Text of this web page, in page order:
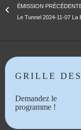
ÉMISSION
Le Tunnel 2024-11-07 La
GRILLE
Demandez le
programme !